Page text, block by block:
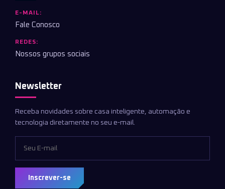
E-MAIL:
Fale Conosco
REDES:
Nossos grupos sociais
Newsletter
Receba novidades sobre casa inteligente, automação e
tecnologia diretamente no seu e-mail.
Inscrever-se